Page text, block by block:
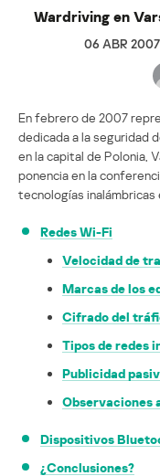
Wardriving en
06 ABR 2007
En febrero de 2007
dedicada a la seguridad
en la capital de Polonia,
ponencia en la
tecnologías inalámbricas
Redes Wi-Fi
Velocidad de
Marcas de los
Cifrado del
Tipos de redes
Publicidad
Observaciones
Dispositivos
¿Conclusiones?